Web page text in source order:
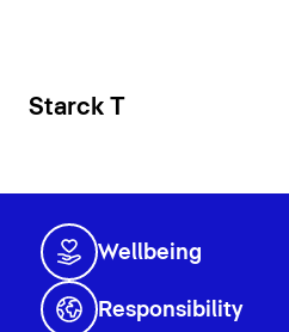
Starck T
Wellbeing
Responsibility